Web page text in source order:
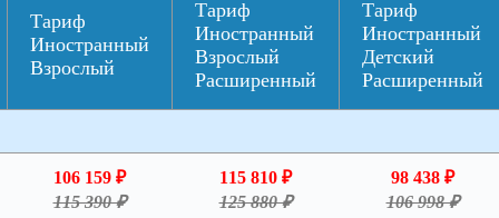
Тариф
Иностранный
Взрослый
Тариф
Иностранный
Взрослый
Расширенный
Тариф
Иностранный
Детский
Расширенный
106 159 ₽
115 390 ₽
115 810 ₽
125 880 ₽
98 438 ₽
106 998 ₽